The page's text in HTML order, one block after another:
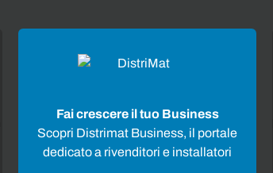
Fai crescere il tuo Business
Scopri Distrimat Business, il portale
dedicato a rivenditori e installatori